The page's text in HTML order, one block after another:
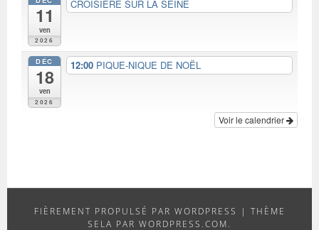
11
ven
2026
CROISIERE SUR LA SEINE
DÉC
18
ven
2026
12:00 PIQUE-NIQUE DE NOËL
Voir le calendrier
FIÈREMENT PROPULSÉ PAR WORDPRESS | THÈME
SELA PAR WORDPRESS.COM.